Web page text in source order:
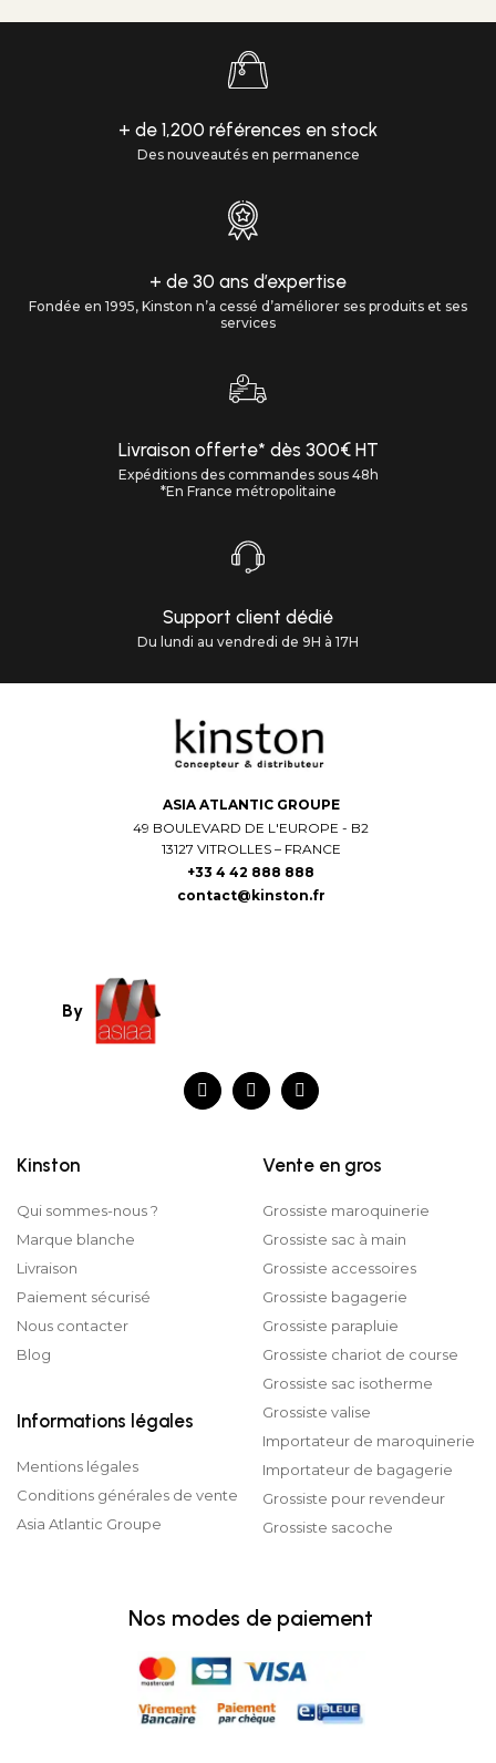
+ de 1,200 références en stock
Des nouveautés en permanence
+ de 30 ans d’expertise
Fondée en 1995, Kinston n’a cessé d’améliorer ses produits et ses
services
Livraison offerte* dès 300€ HT
Expéditions des commandes sous 48h
*En France métropolitaine
Support client dédié
Du lundi au vendredi de 9H à 17H
ASIA ATLANTIC GROUPE
49 BOULEVARD DE L'EUROPE - B2
13127 VITROLLES – FRANCE
+33 4 42 888 888
contact@kinston.fr
By
Kinston
Qui sommes-nous ?
Marque blanche
Livraison
Paiement sécurisé
Nous contacter
Blog
Informations légales
Mentions légales
Conditions générales de vente
Asia Atlantic Groupe
Vente en gros
Grossiste maroquinerie
Grossiste sac à main
Grossiste accessoires
Grossiste bagagerie
Grossiste parapluie
Grossiste chariot de course
Grossiste sac isotherme
Grossiste valise
Importateur de maroquinerie
Importateur de bagagerie
Grossiste pour revendeur
Grossiste sacoche
Nos modes de paiement